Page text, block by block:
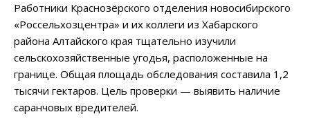
Работники Краснозёрского отделения новосибирского
«Россельхозцентра» и их коллеги из Хабарского
района Алтайского края тщательно изучили
сельскохозяйственные угодья, расположенные на
границе. Общая площадь обследования составила 1,2
тысячи гектаров. Цель проверки — выявить наличие
саранчовых вредителей.